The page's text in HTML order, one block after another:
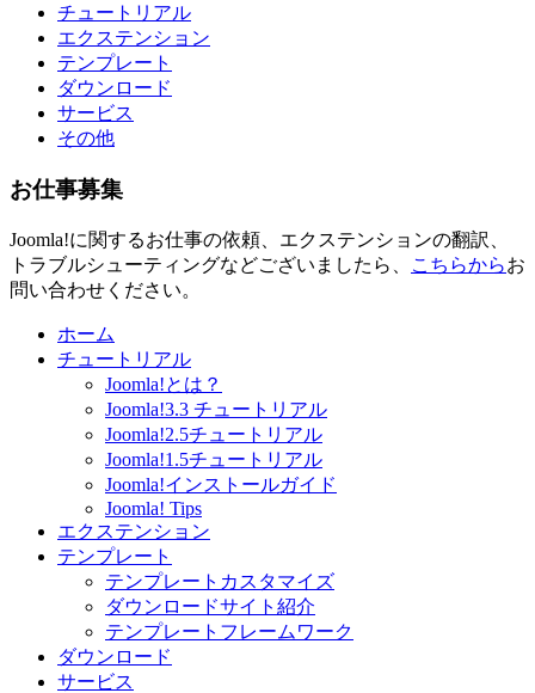
チュートリアル
エクステンション
テンプレート
ダウンロード
サービス
その他
お仕事募集
Joomla!に関するお仕事の依頼、エクステンションの翻訳、
トラブルシューティングなどございましたら、
こちらからお
問い合わせください。
ホーム
チュートリアル
Joomla!とは？
Joomla!3.3 チュートリアル
Joomla!2.5チュートリアル
Joomla!1.5チュートリアル
Joomla!インストールガイド
Joomla! Tips
エクステンション
テンプレート
テンプレートカスタマイズ
ダウンロードサイト紹介
テンプレートフレームワーク
ダウンロード
サービス